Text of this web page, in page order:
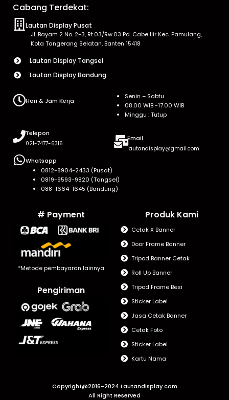
Cabang Terdekat:
Lautan Display Pusat
Jl. Bayam 2 No. 2-3, Rt.03/Rw.03 Pd. Cabe Ilir Kec. Pamulang,
Kota Tangerang Selatan, Banten 15418
Lautan Display Tangsel
Lautan Display Bandung
Hari & Jam Kerja
Senin – Sabtu
08.00 WIB -17.00 WIB
Minggu : Tutup
Telepon
021-7477-6316
Email
lautandisplay@gmail.com
Whatsapp
0812-8904-2433 (Pusat)
0819-9593-9820 (Tangsel)
088-1664-1645 (Bandung)
# Payment
*Metode pembayaran lainnya
Pengiriman
Produk Kami
Cetak X Banner
Door Frame Banner
Tripod Banner Cetak
Roll Up Banner
Tripod Frame Besi
Sticker Label
Jasa Cetak Banner
Cetak Foto
Sticker Label
Kartu Nama
Copyright@2016-2024 Lautandisplay.com
All Right Reserved